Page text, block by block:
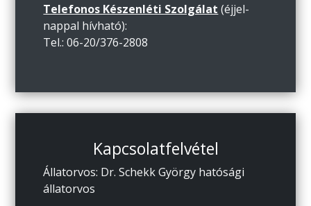
Telefonos Készenléti Szolgálat (éjjel-
nappal hívható):
Tel.: 06-20/376-2808
Kapcsolatfelvétel
Állatorvos: Dr. Schekk György hatósági
állatorvos